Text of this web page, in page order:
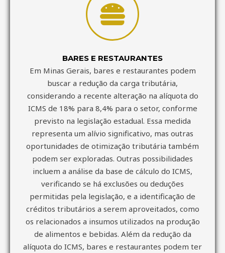
BARES E RESTAURANTES
Em Minas Gerais, bares e restaurantes podem
buscar a redução da carga tributária,
considerando a recente alteração na alíquota do
ICMS de 18% para 8,4% para o setor, conforme
previsto na legislação estadual. Essa medida
representa um alívio significativo, mas outras
oportunidades de otimização tributária também
podem ser exploradas. Outras possibilidades
incluem a análise da base de cálculo do ICMS,
verificando se há exclusões ou deduções
permitidas pela legislação, e a identificação de
créditos tributários a serem aproveitados, como
os relacionados a insumos utilizados na produção
de alimentos e bebidas. Além da redução da
alíquota do ICMS, bares e restaurantes podem ter